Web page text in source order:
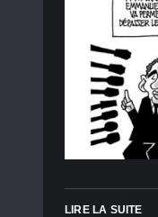
LIRE LA SUITE